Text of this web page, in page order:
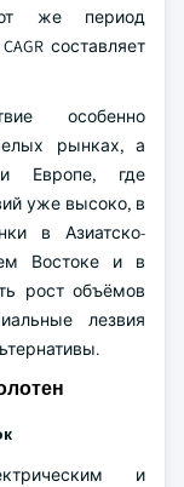
же период
составляет
особенно
рынках, а
Европе, где
уже высоко, в
в Азиатско-
Востоке и в
рост объёмов
лезвия
и